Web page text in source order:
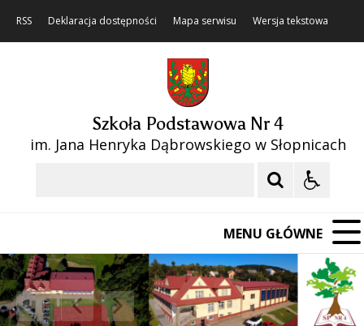
RSS Deklaracja dostępności Mapa serwisu Wersja tekstowa
Szkoła Podstawowa Nr 4
im. Jana Henryka Dąbrowskiego w Słopnicach
MENU GŁÓWNE
Poprzedni Element
Następny Element
❚❚